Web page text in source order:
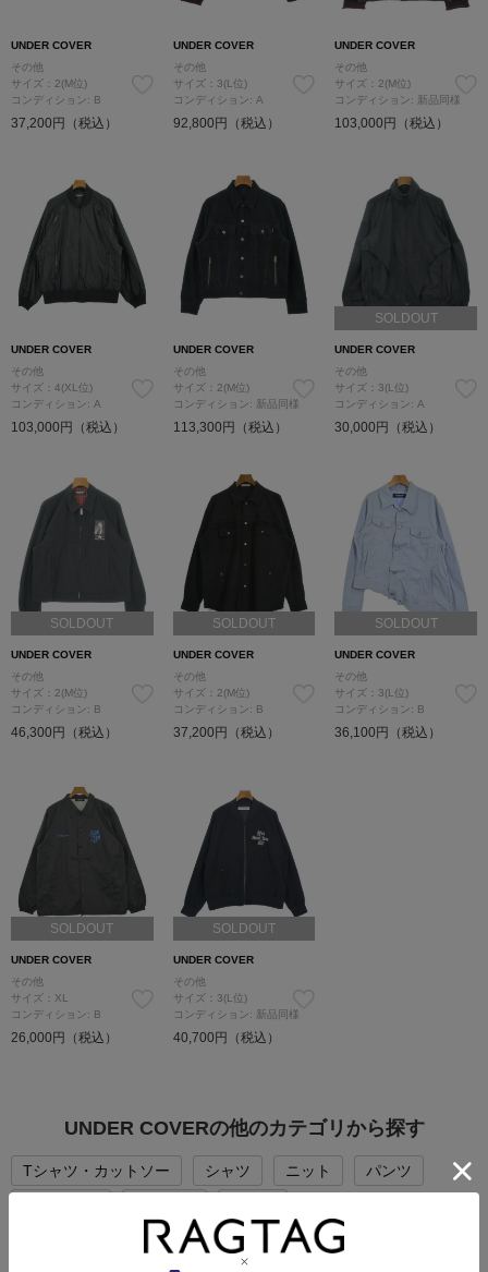
UNDER COVER
その他
サイズ：2(M位)
コンディション: B
37,200円（税込）
UNDER COVER
その他
サイズ：3(L位)
コンディション: A
92,800円（税込）
UNDER COVER
その他
サイズ：2(M位)
コンディション: 新品同様
103,000円（税込）
UNDER COVER
その他
サイズ：4(XL位)
コンディション: A
103,000円（税込）
UNDER COVER
その他
サイズ：2(M位)
コンディション: 新品同様
113,300円（税込）
SOLDOUT
UNDER COVER
その他
サイズ：3(L位)
コンディション: A
30,000円（税込）
SOLDOUT
UNDER COVER
その他
サイズ：2(M位)
コンディション: B
46,300円（税込）
SOLDOUT
UNDER COVER
その他
サイズ：2(M位)
コンディション: B
37,200円（税込）
SOLDOUT
UNDER COVER
その他
サイズ：3(L位)
コンディション: B
36,100円（税込）
SOLDOUT
UNDER COVER
その他
サイズ：XL
コンディション: B
26,000円（税込）
SOLDOUT
UNDER COVER
その他
サイズ：3(L位)
コンディション: 新品同様
40,700円（税込）
UNDER COVERの他のカテゴリから探す
Tシャツ・カットソー シャツ ニット
パンツ
セットアップ・スーツ
バッグ シューズ